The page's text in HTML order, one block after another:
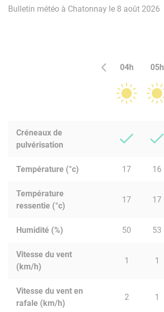
Bulletin météo à Chatonnay le 8 août 2026
04h 05h
Créneaux de
pulvérisation
Température (°c) 17 16
Température
ressentie (°c)
17 17
Humidité (%) 50 53
Vitesse du vent
(km/h)
1 1
Vitesse du vent en
rafale (km/h)
2 1